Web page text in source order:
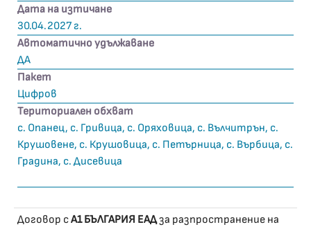
Дата на изтичане
30.04.2027 г.
Автоматично удължаване
ДА
Пакет
Цифров
Териториален обхват
с. Опанец, с. Гривица, с. Оряховица, с. Вълчитрън, с.
Крушовене, с. Крушовица, с. Петърница, с. Върбица, с.
Градина, с. Дисевица
Договор сА1 БЪЛГАРИЯ ЕАДза разпространение на